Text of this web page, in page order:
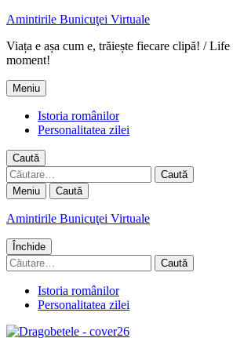
Amintirile Bunicuţei Virtuale
Viața e așa cum e, trăiește fiecare clipă! /
moment!
Meniu
Istoria românilor
Personalitatea zilei
Caută
Caută
după:
Meniu Caută
Amintirile Bunicuţei Virtuale
Închide
Caută
după:
Istoria românilor
Personalitatea zilei